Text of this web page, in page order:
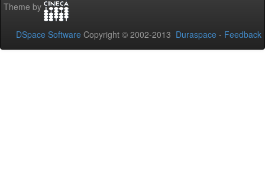
Theme by
DSpace Software Copyright © 2002-2013 Duraspace - Feedback